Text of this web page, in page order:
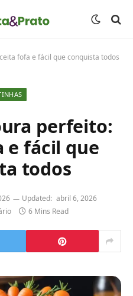
fofa e fácil que conquista todos
perfeito:
e fácil que
todos
Updated: abril 6, 2026
6 Mins Read